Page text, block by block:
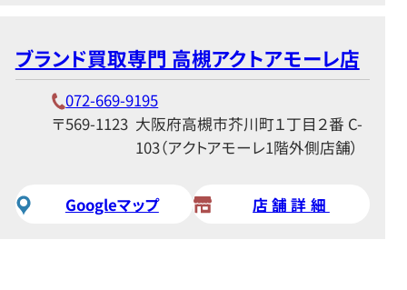
ブランド買取専門 高槻アクトアモーレ店
072-669-9195
〒569-1123 大阪府高槻市芥川町１丁目２番 C-
103（アクトアモーレ1階外側店舗）
Googleマップ 店舗詳細